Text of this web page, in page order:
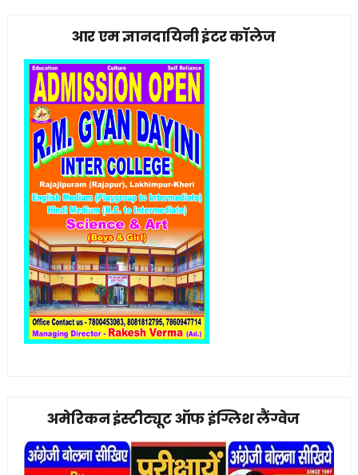
आर एम ज्ञानदायिनी इंटर कॉलेज
अमेरिकन इंस्टीट्यूट ऑफ इंग्लिश लैंग्वेज